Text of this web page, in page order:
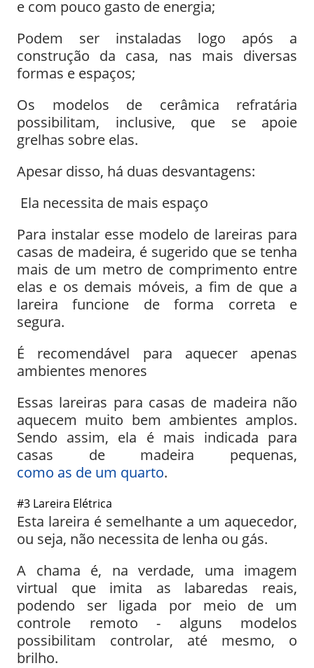
e com pouco gasto de energia;
Podem ser instaladas logo após a
construção da casa, nas mais diversas
formas e espaços;
Os modelos de cerâmica refratária
possibilitam, inclusive, que se apoie
grelhas sobre elas.
Apesar disso, há duas desvantagens:
Ela necessita de mais espaço
Para instalar esse modelo de lareiras para
casas de madeira, é sugerido que se tenha
mais de um metro de comprimento entre
elas e os demais móveis, a fim de que a
lareira funcione de forma correta e
segura.
É recomendável para aquecer apenas
ambientes menores
Essas lareiras para casas de madeira não
aquecem muito bem ambientes amplos.
Sendo assim, ela é mais indicada para
casas de madeira pequenas,
como as de um quarto.
#3 Lareira Elétrica
Esta lareira é semelhante a um aquecedor,
ou seja, não necessita de lenha ou gás.
A chama é, na verdade, uma imagem
virtual que imita as labaredas reais,
podendo ser ligada por meio de um
controle remoto - alguns modelos
possibilitam controlar, até mesmo, o
brilho.